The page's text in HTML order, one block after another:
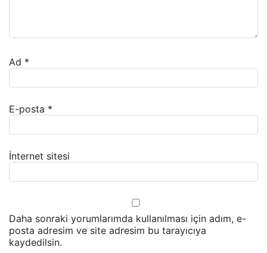
Ad *
E-posta *
İnternet sitesi
Daha sonraki yorumlarımda kullanılması için adım, e-
posta adresim ve site adresim bu tarayıcıya
kaydedilsin.